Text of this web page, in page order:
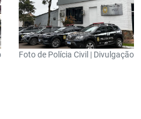
Foto de Polícia Civil | Divulgação